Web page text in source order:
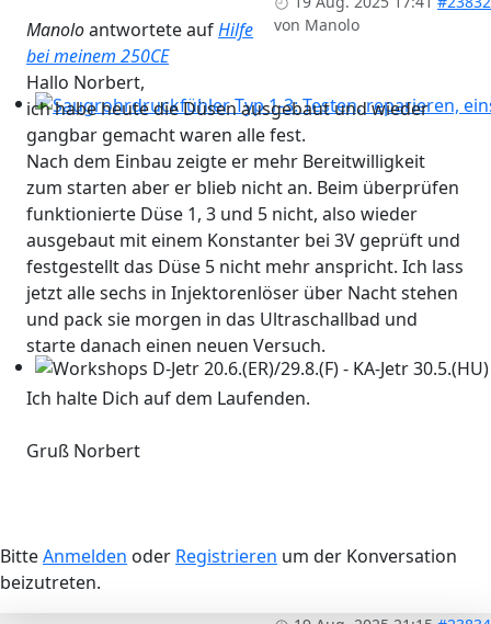
Saugrohrdruckfühler Typ 1-3: Testen, reparieren,
Workshops D-Jetr 20.6.(ER)/29.8.(F) - KA-Jetr 30.5.(HU) -
von Manolo
Manoloantwortete aufHilfe
bei meinem 250CE
Hallo Norbert,
ich habe heute die Düsen ausgebaut und wieder
gangbar gemacht waren alle fest.
Nach dem Einbau zeigte er mehr Bereitwilligkeit
zum starten aber er blieb nicht an. Beim überprüfen
funktionierte Düse 1, 3 und 5 nicht, also wieder
ausgebaut mit einem Konstanter bei 3V geprüft und
festgestellt das Düse 5 nicht mehr anspricht. Ich lass
jetzt alle sechs in Injektorenlöser über Nacht stehen
und pack sie morgen in das Ultraschallbad und
starte danach einen neuen Versuch.
Ich halte Dich auf dem Laufenden.
Gruß Norbert
BitteAnmelden oder Registrieren um der Konversation
beizutreten.